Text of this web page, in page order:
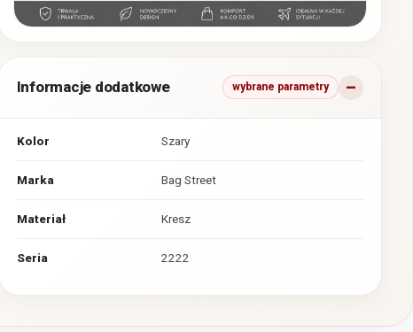
Informacje dodatkowe wybrane parametry
Kolor Szary
Marka Bag Street
Materiał Kresz
Seria 2222